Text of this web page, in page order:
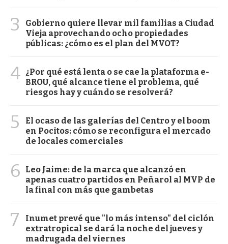
3
Gobierno quiere llevar mil familias a Ciudad
Vieja aprovechando ocho propiedades
públicas: ¿cómo es el plan del MVOT?
4 ¿Por qué está lenta o se cae la plataforma e-
BROU, qué alcance tiene el problema, qué
riesgos hay y cuándo se resolverá?
5
El ocaso de las galerías del Centro y el boom
en Pocitos: cómo se reconfigura el mercado
de locales comerciales
6
Leo Jaime: de la marca que alcanzó en
apenas cuatro partidos en Peñarol al MVP de
la final con más que gambetas
7
Inumet prevé que "lo más intenso" del ciclón
extratropical se dará la noche del jueves y
madrugada del viernes